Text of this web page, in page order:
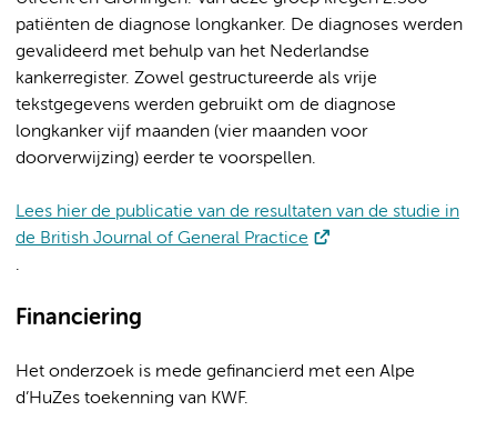
patiënten de diagnose longkanker. De diagnoses werden
gevalideerd met behulp van het Nederlandse
kankerregister. Zowel gestructureerde als vrije
tekstgegevens werden gebruikt om de diagnose
longkanker vijf maanden (vier maanden voor
doorverwijzing) eerder te voorspellen.
Lees hier de publicatie van de resultaten van de studie in
de British Journal of General Practice
.
Financiering
Het onderzoek is mede gefinancierd met een Alpe
d’HuZes toekenning van KWF.